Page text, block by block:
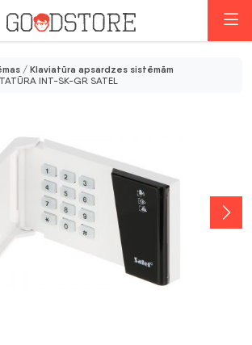
/ Klaviatūra apsardzes sistēmām
INT-SK-GR SATEL